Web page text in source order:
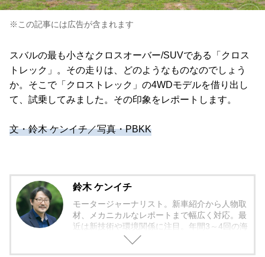
※この記事には広告が含まれます
スバルの最も小さなクロスオーバー/SUVである「クロス
トレック」。その走りは、どのようなものなのでしょう
か。そこで「クロストレック」の4WDモデルを借り出し
て、試乗してみました。その印象をレポートします。
文・鈴木 ケンイチ／写真・PBKK
鈴木 ケンイチ
モータージャーナリスト。新車紹介から人物取
材、メカニカルなレポートまで幅広く対応。最
近は新技術や環境関係に注目。年間3～4回の海
外モーターショー取材を実施。レース経験あ